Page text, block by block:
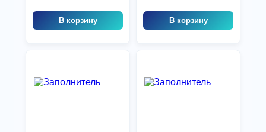
В корзину В корзину